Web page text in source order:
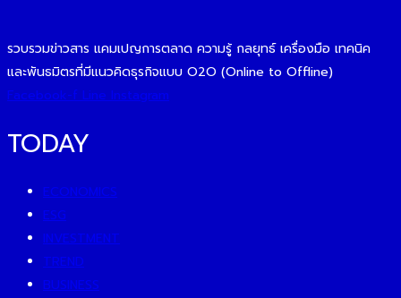
รวบรวมข่าวสาร แคมเปญการตลาด ความรู้ กลยุทธ์ เครื่องมือ เทคนิค
และพันธมิตรที่มีแนวคิดธุรกิจแบบ O2O (Online to Offline)
Facebook-f Line Instagram
TODAY
ECONOMICS
ESG
INVESTMENT
TREND
BUSINESS